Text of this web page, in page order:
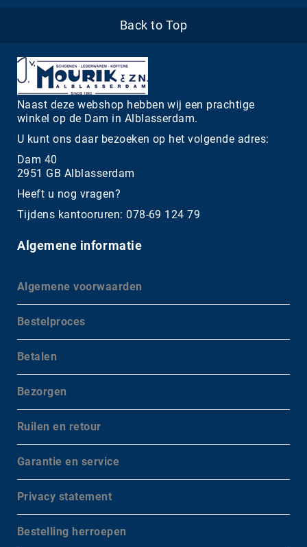
Back to Top
Naast deze webshop hebben wij een prachtige
winkel op de Dam in Alblasserdam.
U kunt ons daar bezoeken op het volgende adres:
Dam 40
2951 GB Alblasserdam
Heeft u nog vragen?
Tijdens kantooruren: 078-69 124 79
Algemene informatie
Algemene voorwaarden
Bestelproces
Betalen
Bezorgen
Ruilen en retour
Garantie en service
Privacy statement
Bestelling herroepen